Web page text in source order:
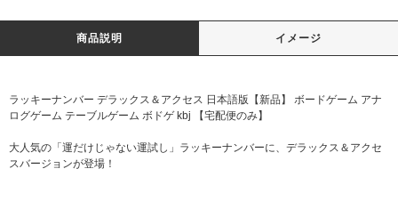
商品説明 イメージ
ラッキーナンバー デラックス＆アクセス 日本語版【新品】 ボードゲーム アナ
ログゲーム テーブルゲーム ボドゲ kbj 【宅配便のみ】
大人気の「運だけじゃない運試し」ラッキーナンバーに、デラックス＆アクセ
スバージョンが登場！